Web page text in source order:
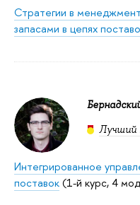
Стратегии в
запасами в цепях
Лучший
Интегрированное
поставок(1-й курс, 4